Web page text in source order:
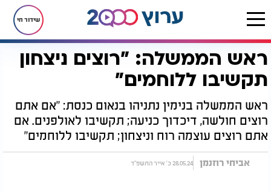
שידור חי
דף הבית חדשות חדשות בארץ ראש הממשלה: "רוצים ניצחון תקשיבו ללוחמים"
ראש הממשלה: "רוצים ניצחון
תקשיבו ללוחמים"
ראש הממשלה בנימין נתניהו בנאום כנסת: "אם אתם
רוצים חולשה, דיכדוך כניעה; תקשיבו לאולפנים. אם
אתם רוצים עוצמה רוח וניצחון; תקשיבו ללוחמים"
אביחי רוזנמן 28.05.24 כ' אייר התשפ"ד